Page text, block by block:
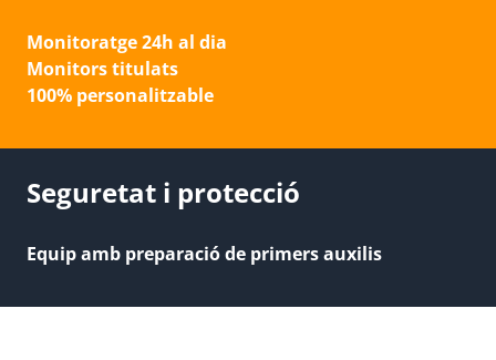
Monitoratge 24h al dia
Monitors titulats
100% personalitzable
Seguretat i protecció
Equip amb preparació de primers auxilis